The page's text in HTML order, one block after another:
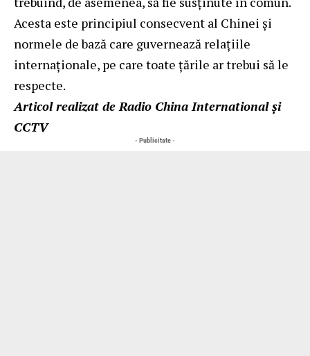
Acesta este principiul consecvent al Chinei și
normele de bază care guvernează relațiile
internaționale, pe care toate țările ar trebui să le
respecte.
Articol realizat de Radio China International și
CCTV
- Publicitate -